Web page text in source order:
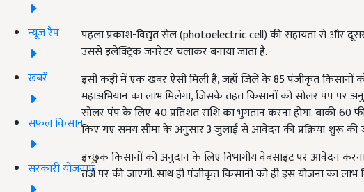
न्यूज़ रैप
खबरें
सफल किसान
सरकारी योजनाएं
पहला प्रकाश-विद्युत सेल (photoelectric cell) की सहायता से और
उससे इलेक्ट्रिक जनरेटर चलाकर बनाया जाता है.
इसी कड़ी में एक खबर ऐसी मिली है, जहाँ जिले के 85 पंजीकृत किसानों को
महाअभियान का लाभ मिलेगा, जिसके तहत किसानों को सोलर पंप पर
सोलर पंप के लिए 40 प्रतिशत राशि का भुगतान करना होगा. बाकी 60
किए गए समय सीमा के अनुसार 3 जुलाई से आवेदन की प्रक्रिया शुरू की
इच्छुक किसानों को अनुदान के लिए विभागीय वेबसाइट पर आवेदन
तर्ज पर की जाएगी. साथ ही पंजीकृत किसानों को ही इस योजना का लाभ